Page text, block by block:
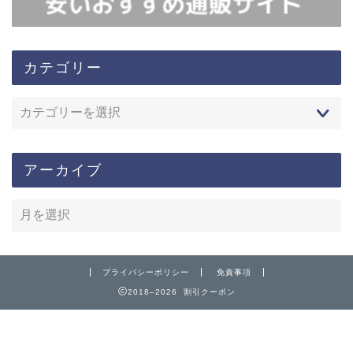
カテゴリー
アーカイブ
プライバシーポリシー 免責事項
2018–2026 割引クーポン